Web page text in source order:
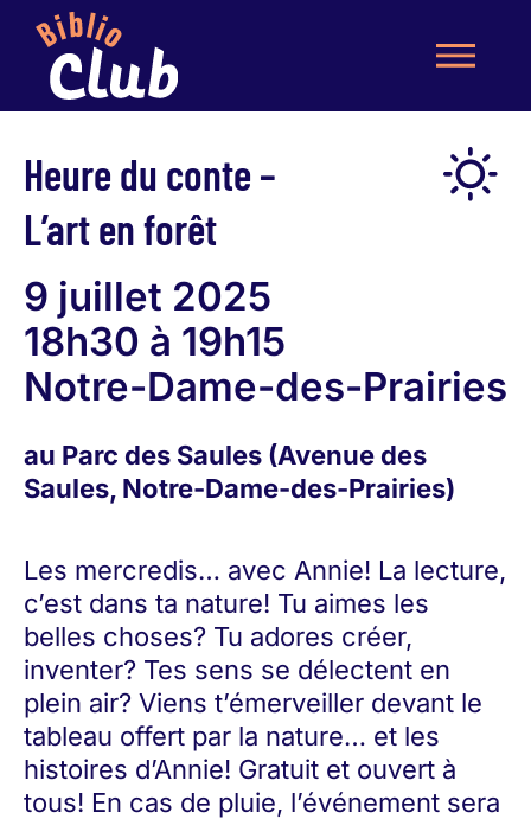
Heure du conte –
L’art en forêt
9 juillet 2025
18h30 à 19h15
Notre-Dame-des-Prairies
au Parc des Saules (Avenue des
Saules, Notre-Dame-des-Prairies)
Les mercredis… avec Annie! La lecture,
c’est dans ta nature! Tu aimes les
belles choses? Tu adores créer,
inventer? Tes sens se délectent en
plein air? Viens t’émerveiller devant le
tableau offert par la nature… et les
histoires d’Annie! Gratuit et ouvert à
tous! En cas de pluie, l’événement sera